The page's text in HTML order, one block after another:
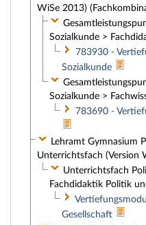
WiSe 2013)
Sozialkunde >
783930 -
Sozialkunde
Sozialkunde >
783690 -
Lehramt Gymnasium
Unterrichtsfach (Version
Unterrichtsfach
Fachdidaktik Politik
Gesellschaft